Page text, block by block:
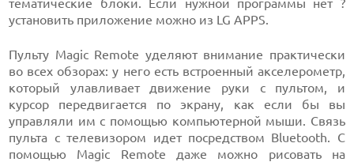
установить приложение можно из LG APPS.
Пульту Magic Remote уделяют внимание практически
во всех обзорах: у него есть встроенный акселерометр,
который улавливает движение руки с пультом, и
курсор передвигается по экрану, как если бы вы
управляли им с помощью компьютерной мыши. Связь
пульта с телевизором идет посредством Bluetooth. С
помощью Magic Remote даже можно рисовать на